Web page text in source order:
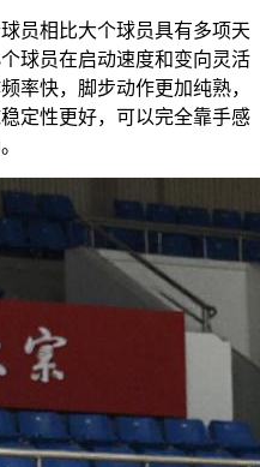
员相比大个球员具有多项天
球员在启动速度和变向灵活
率快，脚步动作更加纯熟，
定性更好，可以完全靠手感